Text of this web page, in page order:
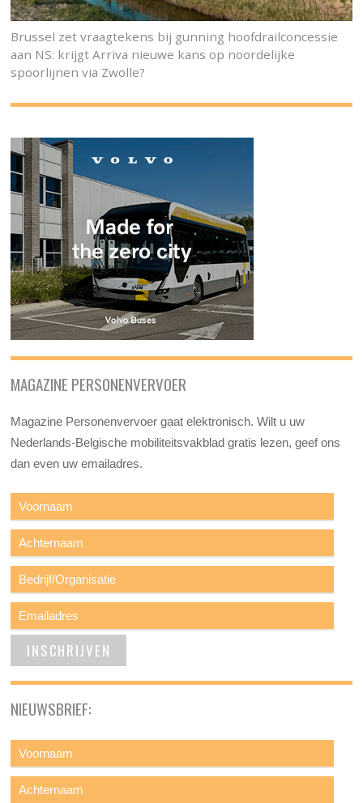
Brussel zet vraagtekens bij gunning hoofdrailconcessie
aan NS: krijgt Arriva nieuwe kans op noordelijke
spoorlijnen via Zwolle?
MAGAZINE PERSONENVERVOER
Magazine Personenvervoer gaat elektronisch. Wilt u uw
Nederlands-Belgische mobiliteitsvakblad gratis lezen, geef ons
dan even uw emailadres.
NIEUWSBRIEF: